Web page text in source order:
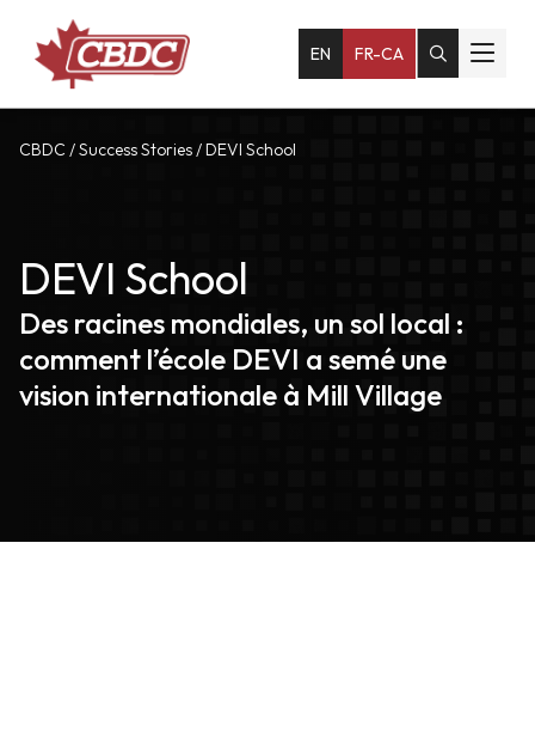
EN FR-CA
CBDC /Success Stories/DEVI School
DEVI School
Des racines mondiales, un sol local :
comment l’école DEVI a semé une
vision internationale à Mill Village